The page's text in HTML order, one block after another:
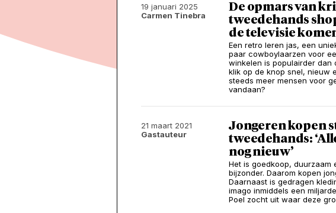
19 januari 2025
Carmen Tinebra
De opmars van
tweedehands
de televisie
Een retro leren jas, een
paar cowboylaarzen voor
winkelen is populairder dan
klik op de knop snel, nieuw
steeds meer mensen voor
vandaan?
21 maart 2021
Gastauteur
Jongeren kopen
tweedehands:
nog nieuw’
Het is goedkoop, duurzaam
bijzonder. Daarom kopen
Daarnaast is gedragen
imago inmiddels een
Poel zocht uit waar deze